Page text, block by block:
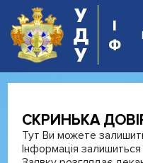
У
Д
У
І
Ф
СКРИНЬКА
Тут Ви можете
Інформація